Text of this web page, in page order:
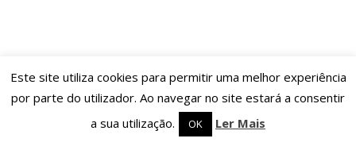
Este site utiliza cookies para permitir uma melhor experiência
por parte do utilizador. Ao navegar no site estará a consentir
a sua utilização.
OK Ler Mais